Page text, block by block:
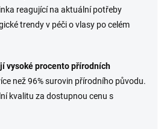
reagující na aktuální potřeby
trendy v péči o vlasy po celém
vysoké procento přírodních
než 96% surovin přírodního původu.
kvalitu za dostupnou cenu s